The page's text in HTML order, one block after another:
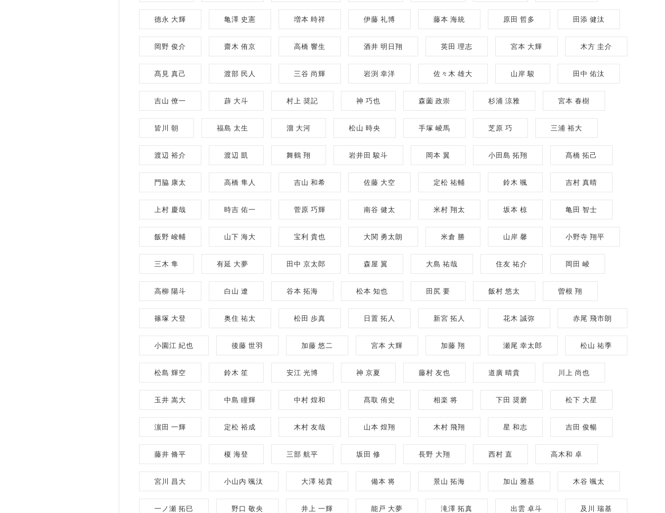
德永 大輝 亀澤 史憲 増本 時祥 伊藤 礼博 藤本 海統 原田 哲多 田添 健汰
岡野 俊介 齋木 侑京 高橋 響生 酒井 明日翔 英田 理志 宮本 大輝 木方 圭介
髙見 真己 渡部 民人 三谷 尚輝 岩渕 幸洋 佐々木 雄大 山岸 駿 田中 佑汰
吉山 僚一 薜 大斗 村上 奨記 神 巧也 森薗 政崇 杉浦 涼雅 宮本 春樹
皆川 朝 福島 太生 溜 大河 松山 時央 手塚 崚馬 芝原 巧 三浦 裕大
渡辺 裕介 渡辺 凱 舞鶴 翔 岩井田 駿斗 岡本 翼 小田島 拓翔 髙橋 拓己
門脇 康太 高橋 隼人 吉山 和希 佐藤 大空 定松 祐輔 鈴木 颯 吉村 真晴
上村 慶哉 時吉 佑一 菅原 巧輝 南谷 健太 米村 翔太 坂本 椋 亀田 智士
飯野 峻輔 山下 海大 宝利 貴也 大関 勇太朗 米倉 勝 山岸 馨 小野寺 翔平
三木 隼 有延 大夢 田中 京太郎 森屋 翼 大島 祐哉 住友 祐介 岡田 崚
高柳 陽斗 白山 遼 谷本 拓海 松本 知也 田尻 要 飯村 悠太 曽根 翔
篠塚 大登 奥住 祐太 松田 歩真 日置 拓人 新宮 拓人 花木 誠弥 赤尾 飛市朗
小園江 紀也 後藤 世羽 加藤 悠二 宮本 大輝 加藤 翔 瀬尾 幸太郎 松山 祐季
松島 輝空 鈴木 笙 安江 光博 神 京夏 藤村 友也 道廣 晴貴 川上 尚也
玉井 嵩大 中島 瞳輝 中村 煌和 髙取 侑史 相楽 将 下田 奨磨 松下 大星
濵田 一輝 定松 裕成 木村 友哉 山本 煌翔 木村 飛翔 星 和志 吉田 俊暢
藤井 脩平 榎 海登 三部 航平 坂田 修 長野 大翔 西村 直 高木和 卓
宮川 昌大 小山内 颯汰 大澤 祐貴 備本 将 景山 拓海 加山 雅基 木谷 颯太
一ノ瀬 拓巳 野口 敬央 井上 一輝 能戸 大夢 滝澤 拓真 出雲 卓斗 及川 瑞基